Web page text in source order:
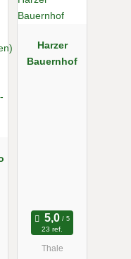
Harzer
Bauernhof
23 ref.
Thale